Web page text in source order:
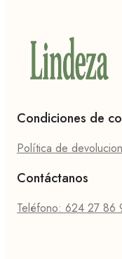
Condiciones de
Política de
Contáctanos
Teléfono: 624 27 86